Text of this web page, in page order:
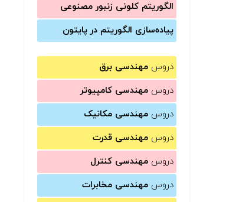
الگوریتم کلونی زنبور مصنوعی
پیاده‌سازی الگوریتم در پایتون
دروس مهندسی برق
دروس مهندسی کامپیوتر
دروس مهندسی مکانیک
دروس مهندسی قدرت
دروس مهندسی کنترل
دروس مهندسی مخابرات